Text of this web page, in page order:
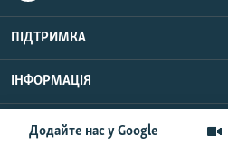
Додайте нас у Google
ПІДТРИМКА
ІНФОРМАЦІЯ
© Радіо Свобода,
UTC+3